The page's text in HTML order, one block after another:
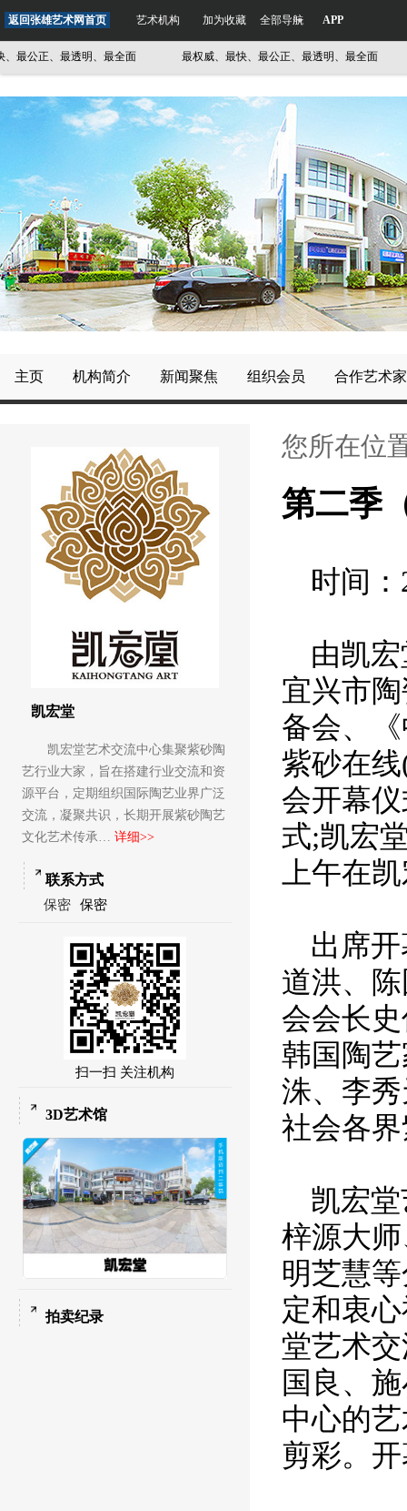
返回张雄艺术网首页 艺术机构 加为收藏 全部导航 APP
正、最透明、最全面 最权威、最快、最公正、最透明、最全面
主页 机构简介 新闻聚焦 组织会员 合作艺术家
凯宏堂
凯宏堂艺术交流中心集聚紫砂陶
艺行业大家，旨在搭建行业交流和资
源平台，定期组织国际陶艺业界广泛
交流，凝聚共识，长期开展紫砂陶艺
文化艺术传承… 详细>>
联系方式
保密 保密
扫一扫 关注机构
3D艺术馆
拍卖纪录
您所在位
第二季
时间：
由凯
宜兴市
备会、
紫砂在线
会开幕
式;凯宏
上午在
出席
道洪、
会会长
韩国陶
洙、李
社会各
凯宏
梓源大
明芝慧
定和衷
堂艺术
国良、
中心的
剪彩。